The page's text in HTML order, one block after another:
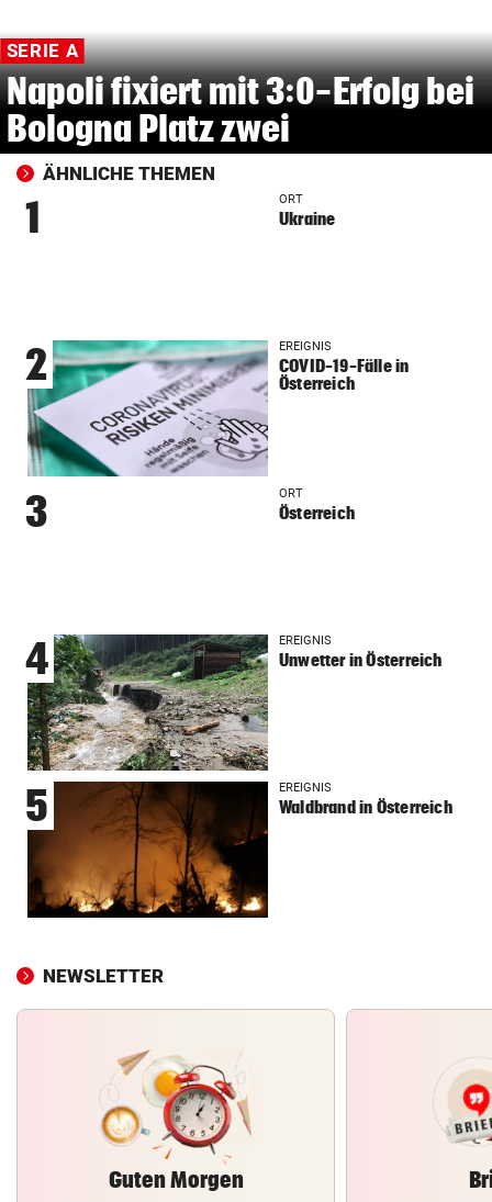
SERIE A
Napoli fixiert mit 3:0-Erfolg bei
Bologna Platz zwei
ÄHNLICHE THEMEN
1 ORT
Ukraine
2 EREIGNIS
COVID-19-Fälle in
Österreich
3 ORT
Österreich
4 EREIGNIS
Unwetter in Österreich
5 EREIGNIS
Waldbrand in Österreich
NEWSLETTER
Guten Morgen